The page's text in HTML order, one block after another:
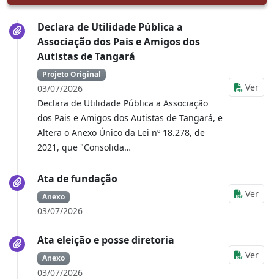
Declara de Utilidade Pública a
Associação dos Pais e Amigos dos
Autistas de Tangará
Projeto Original
03/07/2026
Declara de Utilidade Pública a Associação
dos Pais e Amigos dos Autistas de Tangará, e
Altera o Anexo Único da Lei nº 18.278, de
2021, que "Consolida…
Ver
Ata de fundação
Anexo
03/07/2026
Ver
Ata eleição e posse diretoria
Anexo
03/07/2026
Ver